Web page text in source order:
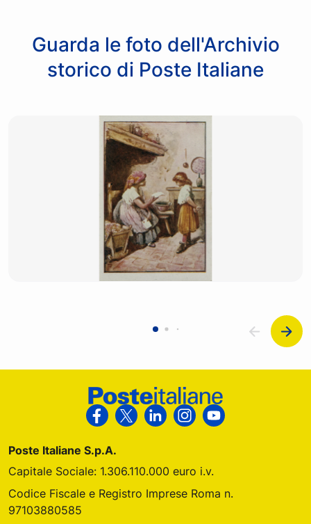
Guarda le foto dell'Archivio
storico di Poste Italiane
Footer Poste Italiane
Segui Poste Italiane su Facebook
Segui Poste Italiane su X
Segui Poste Italiane su
Segui Poste Italiane
Segui Poste
Poste Italiane S.p.A.
Capitale Sociale: 1.306.110.000 euro i.v.
Codice Fiscale e Registro Imprese Roma n.
97103880585